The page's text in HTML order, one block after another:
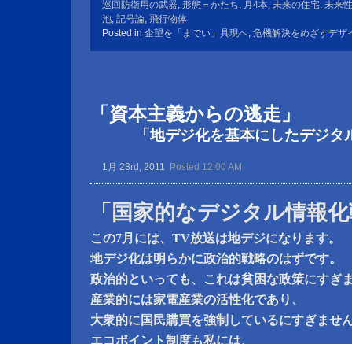
巡回防衛用の武器, 形態＝かたち, 月4本, 未来の住宅, 未来
池, 記号論, 飛行物体
Posted in 企望を「までい」具現へ, 危機解決をめざすデザ
「資本主義からの逃走」
「地デジ化を基本にしたデジタル
1月 23rd, 2011 Posted 12:00 AM
「国家的なデジタル情報
この7月には、TV放送は地デジになります。
地デジ化は明らかに政治的戦略のはずです。
政治的といっても、これは貧困な政策にすぎ
産業的には家電産業の活性化であり、
大衆的に国民購買を強制しているにすぎませ
エコポイント制度も私には、